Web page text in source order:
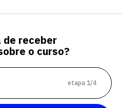
de receber
o curso?
etapa 1/4